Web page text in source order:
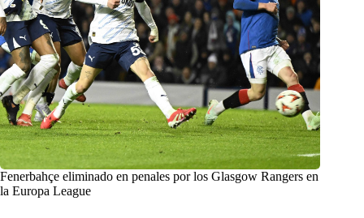
Fenerbahçe eliminado en penales por los Glasgow Rangers en
la Europa League